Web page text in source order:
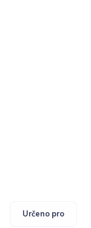
Určeno pro